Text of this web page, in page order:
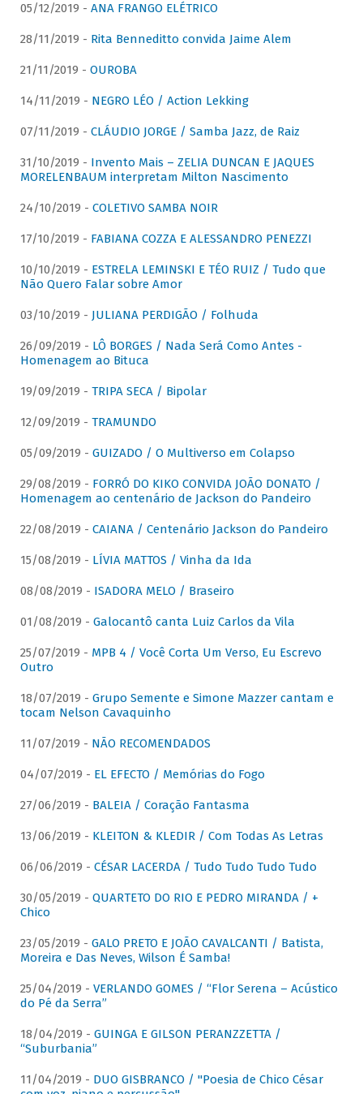
05/12/2019 - ANA FRANGO ELÉTRICO
28/11/2019 - Rita Benneditto convida Jaime Alem
21/11/2019 - OUROBA
14/11/2019 - NEGRO LÉO / Action Lekking
07/11/2019 - CLÁUDIO JORGE / Samba Jazz, de Raiz
31/10/2019 - Invento Mais – ZELIA DUNCAN E JAQUES
MORELENBAUM interpretam Milton Nascimento
24/10/2019 - COLETIVO SAMBA NOIR
17/10/2019 - FABIANA COZZA E ALESSANDRO PENEZZI
10/10/2019 - ESTRELA LEMINSKI E TÉO RUIZ / Tudo que
Não Quero Falar sobre Amor
03/10/2019 - JULIANA PERDIGÃO / Folhuda
26/09/2019 - LÔ BORGES / Nada Será Como Antes -
Homenagem ao Bituca
19/09/2019 - TRIPA SECA / Bipolar
12/09/2019 - TRAMUNDO
05/09/2019 - GUIZADO / O Multiverso em Colapso
29/08/2019 - FORRÓ DO KIKO CONVIDA JOÃO DONATO /
Homenagem ao centenário de Jackson do Pandeiro
22/08/2019 - CAIANA / Centenário Jackson do Pandeiro
15/08/2019 - LÍVIA MATTOS / Vinha da Ida
08/08/2019 - ISADORA MELO / Braseiro
01/08/2019 - Galocantô canta Luiz Carlos da Vila
25/07/2019 - MPB 4 / Você Corta Um Verso, Eu Escrevo
Outro
18/07/2019 - Grupo Semente e Simone Mazzer cantam e
tocam Nelson Cavaquinho
11/07/2019 - NÃO RECOMENDADOS
04/07/2019 - EL EFECTO / Memórias do Fogo
27/06/2019 - BALEIA / Coração Fantasma
13/06/2019 - KLEITON & KLEDIR / Com Todas As Letras
06/06/2019 - CÉSAR LACERDA / Tudo Tudo Tudo Tudo
30/05/2019 - QUARTETO DO RIO E PEDRO MIRANDA / +
Chico
23/05/2019 - GALO PRETO E JOÃO CAVALCANTI / Batista,
Moreira e Das Neves, Wilson É Samba!
25/04/2019 - VERLANDO GOMES / “Flor Serena – Acústico
do Pé da Serra”
18/04/2019 - GUINGA E GILSON PERANZZETTA /
“Suburbania”
11/04/2019 - DUO GISBRANCO / "Poesia de Chico César